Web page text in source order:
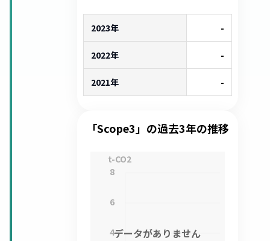
2023年 -
2022年 -
2021年 -
「Scope3」の過去3年の推移
4
6
8
t-CO2
データがありません